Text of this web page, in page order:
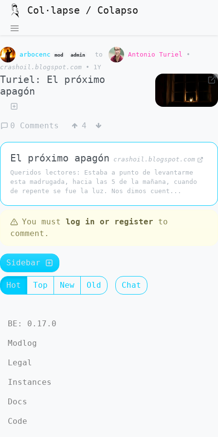
Col·lapse / Colapso
arbocenc mod admin to Antonio Turiel
•
crashoil.blogspot.com
• 1Y
Turiel: El próximo
apagón
0 Comments 4
El próximo apagón
crashoil.blogspot.com
Queridos lectores: Estaba a punto de levantarme
esta madrugada, hacia las 5 de la mañana, cuando
de repente se fue la luz. Nos dimos cuent...
You must log in or register to
comment.
Sidebar
Hot Top New Old Chat
BE: 0.17.0
Modlog
Legal
Instances
Docs
Code